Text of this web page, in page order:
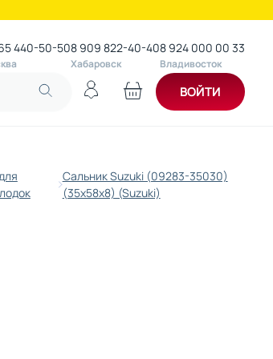
440-50-508 909 822-40-40
Хабаровск
8 924 000 00 33
Владивосток
ВОЙТИ
Сальник Suzuki (09283-35030)
(35x58x8) (Suzuki)